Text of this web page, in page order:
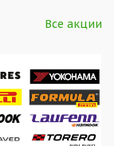
Все акции